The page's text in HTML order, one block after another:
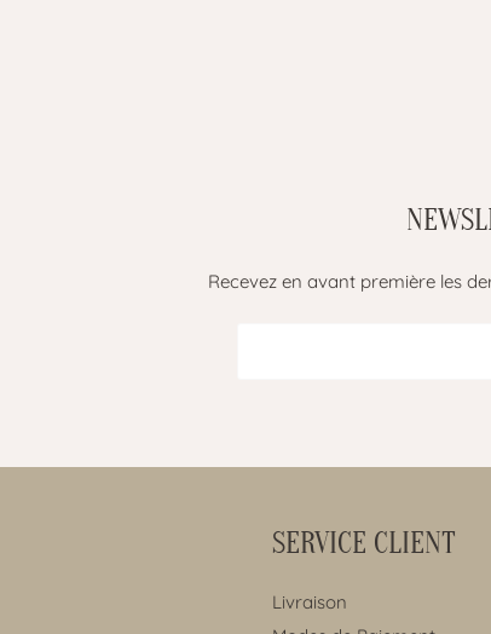
Recevez en avant première les
SERVICE CLIENT
Livraison